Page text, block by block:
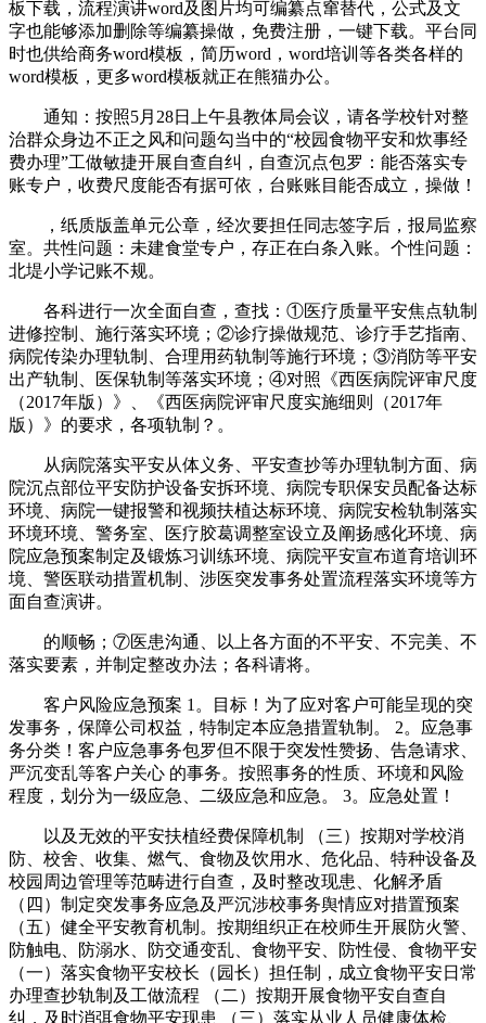
板下载，流程演讲word及图片均可编纂点窜替代，公式及文
字也能够添加删除等编纂操做，免费注册，一键下载。平台同
时也供给商务word模板，简历word，word培训等各类各样的
word模板，更多word模板就正在熊猫办公。
通知：按照5月28日上午县教体局会议，请各学校针对整
治群众身边不正之风和问题勾当中的“校园食物平安和炊事经
费办理”工做敏捷开展自查自纠，自查沉点包罗：能否落实专
账专户，收费尺度能否有据可依，台账账目能否成立，操做！
，纸质版盖单元公章，经次要担任同志签字后，报局监察
室。共性问题：未建食堂专户，存正在白条入账。个性问题：
北堤小学记账不规。
各科进行一次全面自查，查找：①医疗质量平安焦点轨制
进修控制、施行落实环境；②诊疗操做规范、诊疗手艺指南、
病院传染办理轨制、合理用药轨制等施行环境；③消防等平安
出产轨制、医保轨制等落实环境；④对照《西医病院评审尺度
（2017年版）》、《西医病院评审尺度实施细则（2017年
版）》的要求，各项轨制？。
从病院落实平安从体义务、平安查抄等办理轨制方面、病
院沉点部位平安防护设备安拆环境、病院专职保安员配备达标
环境、病院一键报警和视频扶植达标环境、病院安检轨制落实
环境环境、警务室、医疗胶葛调整室设立及阐扬感化环境、病
院应急预案制定及锻炼习训练环境、病院平安宣布道育培训环
境、警医联动措置机制、涉医突发事务处置流程落实环境等方
面自查演讲。
的顺畅；⑦医患沟通、以上各方面的不平安、不完美、不
落实要素，并制定整改办法；各科请将。
客户风险应急预案 1。目标！为了应对客户可能呈现的突
发事务，保障公司权益，特制定本应急措置轨制。 2。应急事
务分类！客户应急事务包罗但不限于突发性赞扬、告急请求、
严沉变乱等客户关心 的事务。按照事务的性质、环境和风险
程度，划分为一级应急、二级应急和应急。 3。应急处置！
以及无效的平安扶植经费保障机制 （三）按期对学校消
防、校舍、收集、燃气、食物及饮用水、危化品、特种设备及
校园周边管理等范畴进行自查，及时整改现患、化解矛盾
（四）制定突发事务应急及严沉涉校事务舆情应对措置预案
（五）健全平安教育机制。按期组织正在校师生开展防火警、
防触电、防溺水、防交通变乱、食物平安、防性侵、食物平安
（一）落实食物平安校长（园长）担任制，成立食物平安日常
办理查抄轨制及工做流程 （二）按期开展食物平安自查自
纠，及时消弭食物平安现患 （三）落实从业人员健康体检、